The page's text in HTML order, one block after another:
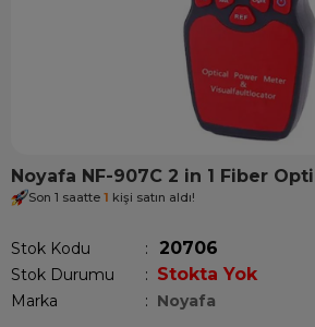
Noyafa NF-907C 2 in 1 Fiber
Son 1 saatte 1 kişi satın aldı!
Stok Kodu 20706
Stok Durumu : Stokta Yok
Marka : Noyafa